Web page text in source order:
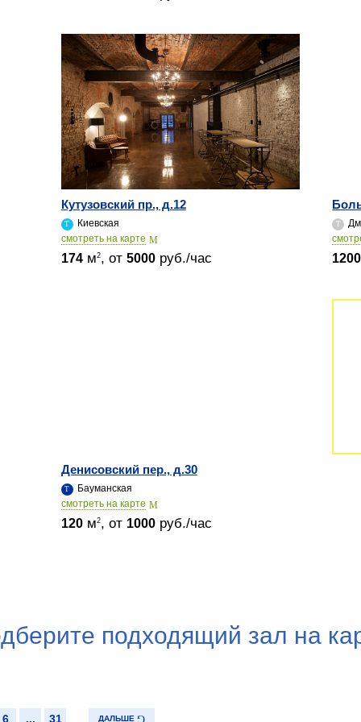
Кутузовский пр., д.12
Киевская
cмотреть на карте
174м2, от 5000руб./час 1200
Денисовский пер., д.30
Бауманская
cмотреть на карте
120м2, от 1000руб./час
подходящий зал на
6 ... 31 ДАЛЬШЕ